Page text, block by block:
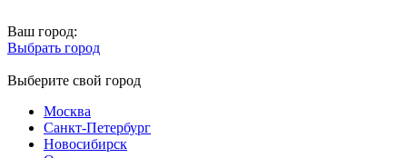
Ваш город:
Выбрать город
Выберите свой город
Москва
Санкт-Петербург
Новосибирск